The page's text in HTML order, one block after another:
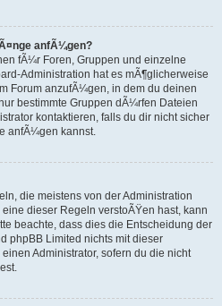
anfÃ¼gen?
fÃ¼r Foren, Gruppen und einzelne
Administration hat es mÃ¶glicherweise
Forum anzufÃ¼gen, in dem du deinen
bestimmte Gruppen dÃ¼rfen Dateien
kontaktieren, falls du dir nicht sicher
anfÃ¼gen kannst.
die meistens von der Administration
dieser Regeln verstoÃŸen hast, kann
beachte, dass dies die Entscheidung der
phpBB Limited nichts mit dieser
Administrator, sofern du die nicht